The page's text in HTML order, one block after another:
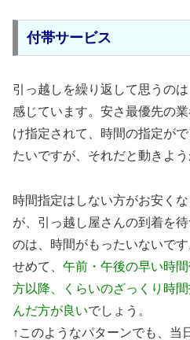
付帯サービス
引っ越しを繰り返して思うのは
感じています。安さ最優先の
け指定されて、時間の指定が
たいですが、それだと動きよう
時間指定はしない方がお安く
が、引っ越し屋さんの到着を
のは、時間がもったいないです
せめて、 午前・午後の早い時
方以降、くらいのざっくり時
んだ方が良いでしょう。
↑このようなパターンでも、当